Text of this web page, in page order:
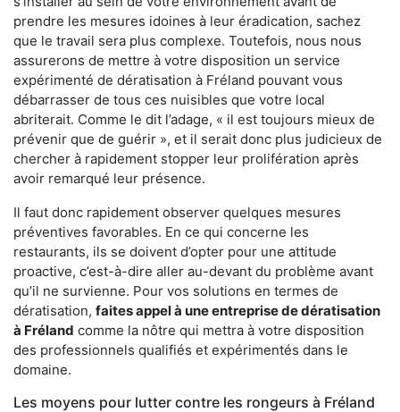
prendre les mesures idoines à leur éradication, sachez
que le travail sera plus complexe. Toutefois, nous nous
assurerons de mettre à votre disposition un service
expérimenté de dératisation à Fréland pouvant vous
débarrasser de tous ces nuisibles que votre local
abriterait. Comme le dit l’adage, « il est toujours mieux de
prévenir que de guérir », et il serait donc plus judicieux de
chercher à rapidement stopper leur prolifération après
avoir remarqué leur présence.
Il faut donc rapidement observer quelques mesures
préventives favorables. En ce qui concerne les
restaurants, ils se doivent d’opter pour une attitude
proactive, c’est-à-dire aller au-devant du problème avant
qu’il ne survienne. Pour vos solutions en termes de
dératisation, faites appel à une entreprise de dératisation
à Fréland comme la nôtre qui mettra à votre disposition
des professionnels qualifiés et expérimentés dans le
domaine.
Les moyens pour lutter contre les rongeurs à Fréland